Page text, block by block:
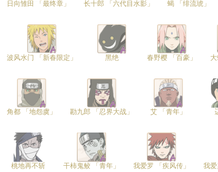
日向雏田 「最终章」 长十郎 「六代目水影」 蝎 「绯流琥」
波风水门 「新春限定」 黑绝 春野樱 「百豪」
角都 「地怨虞」 勘九郎 「忍界大战」 艾 「青年」
桃地再不斩 干柿鬼鲛 「青年」 我爱罗 「疾风传」 我